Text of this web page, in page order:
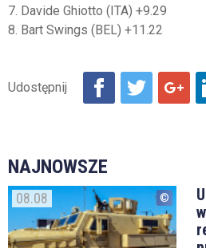
7. Davide Ghiotto (ITA) +9.29
8. Bart Swings (BEL) +11.22
NAJNOWSZE
08.08